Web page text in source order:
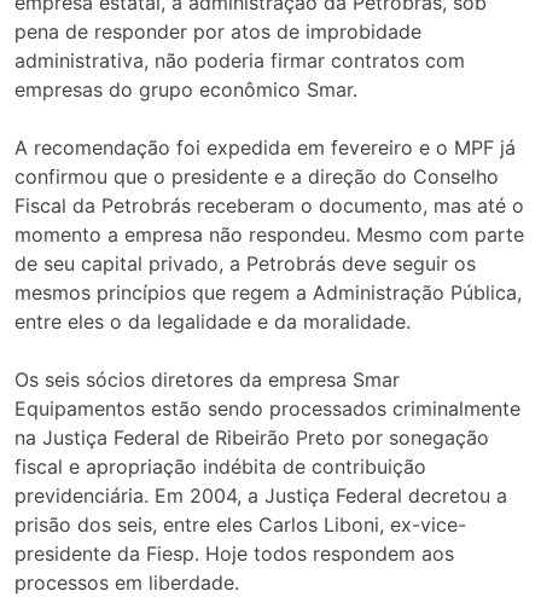
pena de responder por atos de improbidade
administrativa, não poderia firmar contratos com
empresas do grupo econômico Smar.
A recomendação foi expedida em fevereiro e o MPF já
confirmou que o presidente e a direção do Conselho
Fiscal da Petrobrás receberam o documento, mas até o
momento a empresa não respondeu. Mesmo com parte
de seu capital privado, a Petrobrás deve seguir os
mesmos princípios que regem a Administração Pública,
entre eles o da legalidade e da moralidade.
Os seis sócios diretores da empresa Smar
Equipamentos estão sendo processados criminalmente
na Justiça Federal de Ribeirão Preto por sonegação
fiscal e apropriação indébita de contribuição
previdenciária. Em 2004, a Justiça Federal decretou a
prisão dos seis, entre eles Carlos Liboni, ex-vice-
presidente da Fiesp. Hoje todos respondem aos
processos em liberdade.